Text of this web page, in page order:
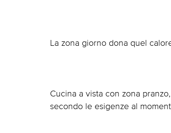
La zona giorno dona quel
Cucina a vista con zona
secondo le esigenze al